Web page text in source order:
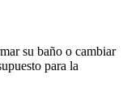
su baño o cambiar
para la